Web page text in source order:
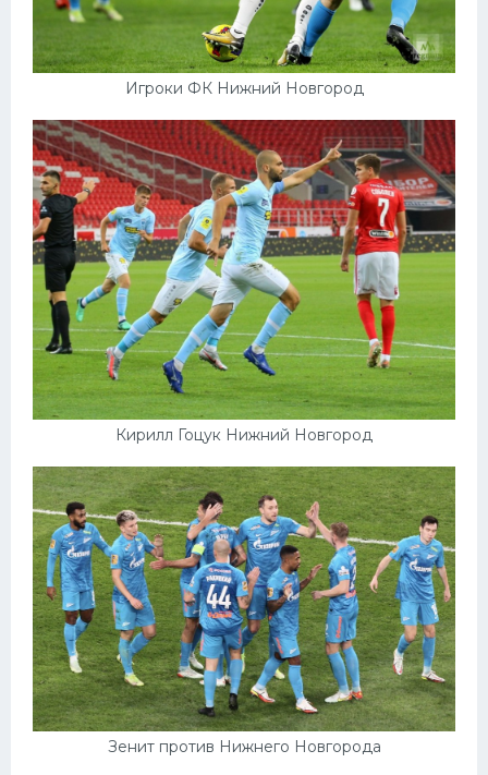
Игроки ФК Нижний Новгород
Кирилл Гоцук Нижний Новгород
Зенит против Нижнего Новгорода